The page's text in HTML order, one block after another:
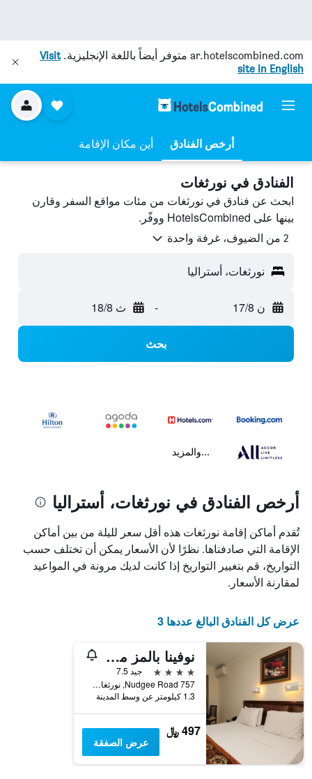
ar.hotelscombined.com متوفر أيضاً باللغة الإنجليزية.Visit
site in English
أرخص الفنادق أين مكان الإقامة
الفنادق في نورثغات
ابحث عن فنادق في نورثغات من مئات مواقع السفر وقارن
بينها على HotelsCombined ووفّر.
2 من الضيوف، غرفة واحدة
نورثغات، أستراليا
ن 17/8 - ث 18/8
بحث
...والمزيد
أرخص الفنادق في نورثغات، أستراليا
تُقدم أماكن إقامة نورثغات هذه أقل سعر لليلة من بين أماكن
الإقامة التي صادفناها. نظرًا لأن الأسعار يمكن أن تختلف حسب
التواريخ، قم بتغيير التواريخ إذا كانت لديك مرونة في المواعيد
لمقارنة الأسعار.
عرض كل الفنادق البالغ عددها 3
نوفينا بالمز موتيل
4 نجوم
جيد 7.5
757 Nudgee Road, نورثغات, QLD, أستراليا
1.3 كيلومتر عن وسط المدينة
497 ﷼
عرض الصفقة